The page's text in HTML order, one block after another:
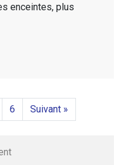
enceintes, plus
6 Suivant »